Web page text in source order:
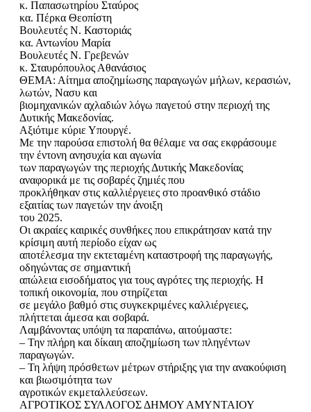
κ. Παπασωτηρίου Σταύρος
κα. Πέρκα Θεοπίστη
Βουλευτές Ν. Καστοριάς
κα. Αντωνίου Μαρία
Βουλευτές Ν. Γρεβενών
κ. Σταυρόπουλος Αθανάσιος
ΘΕΜΑ: Αίτημα αποζημίωσης παραγωγών μήλων, κερασιών,
λωτών, Νασυ και
βιομηχανικών αχλαδιών λόγω παγετού στην περιοχή της
Δυτικής Μακεδονίας.
Αξιότιμε κύριε Υπουργέ.
Με την παρούσα επιστολή θα θέλαμε να σας εκφράσουμε
την έντονη ανησυχία και αγωνία
των παραγωγών της περιοχής Δυτικής Μακεδονίας
αναφορικά με τις σοβαρές ζημιές που
προκλήθηκαν στις καλλιέργειες στο προανθικό στάδιο
εξαιτίας των παγετών την άνοιξη
του 2025.
Οι ακραίες καιρικές συνθήκες που επικράτησαν κατά την
κρίσιμη αυτή περίοδο είχαν ως
αποτέλεσμα την εκτεταμένη καταστροφή της παραγωγής,
οδηγώντας σε σημαντική
απώλεια εισοδήματος για τους αγρότες της περιοχής. Η
τοπική οικονομία, που στηρίζεται
σε μεγάλο βαθμό στις συγκεκριμένες καλλιέργειες,
πλήττεται άμεσα και σοβαρά.
Λαμβάνοντας υπόψη τα παραπάνω, αιτούμαστε:
– Την πλήρη και δίκαιη αποζημίωση των πληγέντων
παραγωγών.
– Τη λήψη πρόσθετων μέτρων στήριξης για την ανακούφιση
και βιωσιμότητα των
αγροτικών εκμεταλλεύσεων.
ΑΓΡΟΤΙΚΟΣ ΣΥΛΛΟΓΟΣ ΔΗΜΟΥ ΑΜΥΝΤΑΙΟΥ